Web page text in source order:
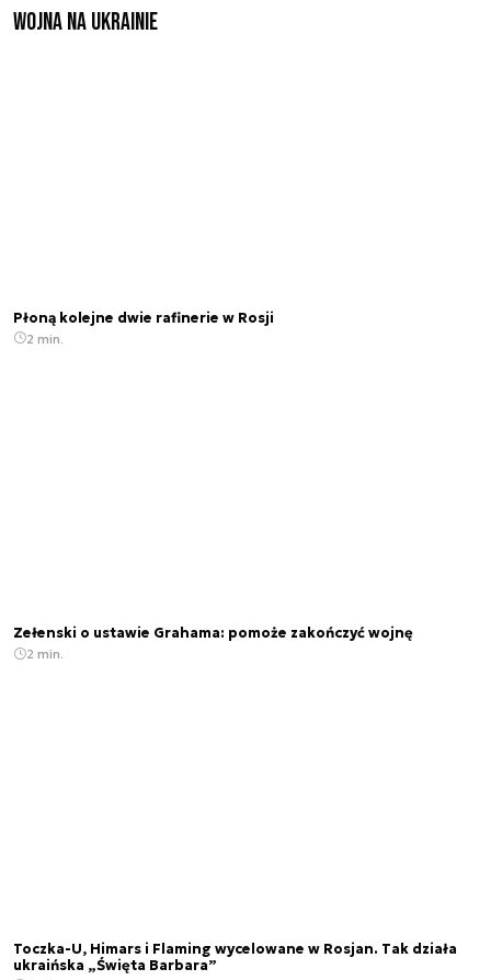
Wojna na Ukrainie
Płoną kolejne dwie rafinerie w Rosji
2 min.
Zełenski o ustawie Grahama: pomoże zakończyć wojnę
2 min.
Toczka-U, Himars i Flaming wycelowane w Rosjan. Tak działa
ukraińska „Święta Barbara”